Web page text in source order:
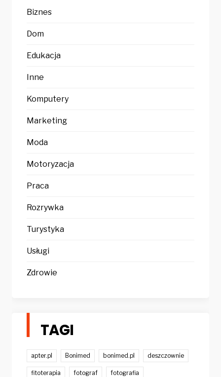
Biznes
Dom
Edukacja
Inne
Komputery
Marketing
Moda
Motoryzacja
Praca
Rozrywka
Turystyka
Usługi
Zdrowie
TAGI
apter.pl Bonimed bonimed.pl deszczownie
fitoterapia fotograf fotografia